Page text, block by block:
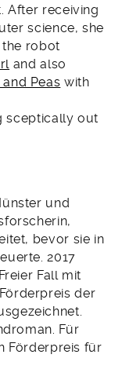
After receiving
science, she
robot
and also
Peas with
sceptically out
und
bevor sie in
2017
Fall mit
der
Für
Förderpreis für